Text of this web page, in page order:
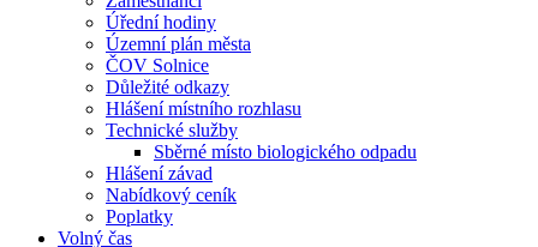
Úřední hodiny
Územní plán města
ČOV Solnice
Důležité odkazy
Hlášení místního rozhlasu
Technické služby
Sběrné místo biologického odpadu
Hlášení závad
Nabídkový ceník
Poplatky
Volný čas